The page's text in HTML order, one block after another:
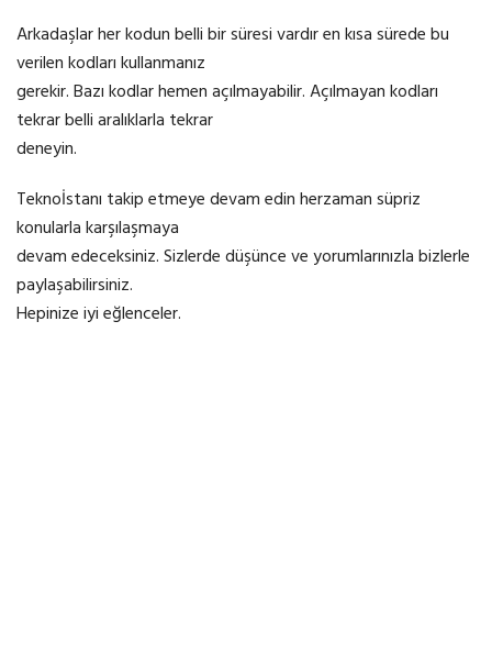
Arkadaşlar her kodun belli bir süresi vardır en kısa sürede bu
verilen kodları kullanmanız
gerekir. Bazı kodlar hemen açılmayabilir. Açılmayan kodları
tekrar belli aralıklarla tekrar
deneyin.
Teknoİstanı takip etmeye devam edin herzaman süpriz
konularla karşılaşmaya
devam edeceksiniz. Sizlerde düşünce ve yorumlarınızla bizlerle
paylaşabilirsiniz.
Hepinize iyi eğlenceler.